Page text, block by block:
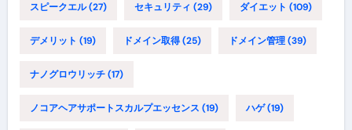
スピークエル(27) セキュリティ (29) ダイエット (109)
デメリット (19) ドメイン取得(25) ドメイン管理(39)
ナノグロウリッチ(17)
ノコアヘアサポートスカルプエッセンス (19) ハゲ(19)